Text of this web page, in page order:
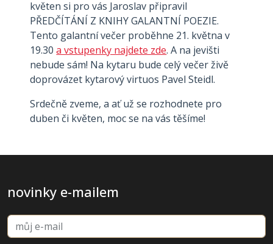
květen si pro vás Jaroslav připravil
PŘEDČÍTÁNÍ Z KNIHY GALANTNÍ POEZIE.
Tento galantní večer proběhne 21. května v
19.30a vstupenky najdete zde. A na jevišti
nebude sám! Na kytaru bude celý večer živě
doprovázet kytarový virtuos Pavel Steidl.
Srdečně zveme, a ať už se rozhodnete pro
duben či květen, moc se na vás těšíme!
novinky e-mailem